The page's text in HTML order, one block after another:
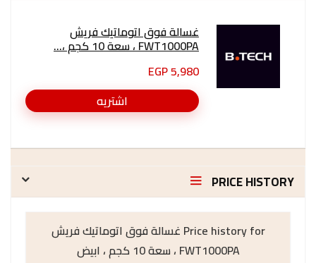
غسالة فوق اتوماتيك فريش
FWT1000PA ، سعة 10 كجم ،...
5,980 EGP
اشتريه
PRICE HISTORY
Price history for غسالة فوق اتوماتيك فريش
FWT1000PA ، سعة 10 كجم ، ابيض